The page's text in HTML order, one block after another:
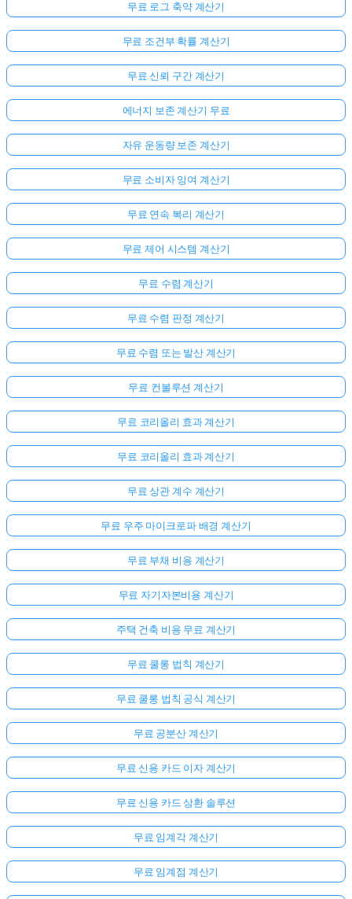
무료 로그 축약 계산기
무료 조건부 확률 계산기
무료 신뢰 구간 계산기
에너지 보존 계산기 무료
자유 운동량 보존 계산기
무료 소비자 잉여 계산기
무료 연속 복리 계산기
무료 제어 시스템 계산기
무료 수렴 계산기
무료 수렴 판정 계산기
무료 수렴 또는 발산 계산기
무료 컨볼루션 계산기
무료 코리올리 효과 계산기
무료 코리올리 효과 계산기
무료 상관 계수 계산기
무료 우주 마이크로파 배경 계산기
무료 부채 비용 계산기
무료 자기자본비용 계산기
주택 건축 비용 무료 계산기
무료 쿨롱 법칙 계산기
무료 쿨롱 법칙 공식 계산기
무료 공분산 계산기
무료 신용 카드 이자 계산기
무료 신용 카드 상환 솔루션
무료 임계각 계산기
무료 임계점 계산기